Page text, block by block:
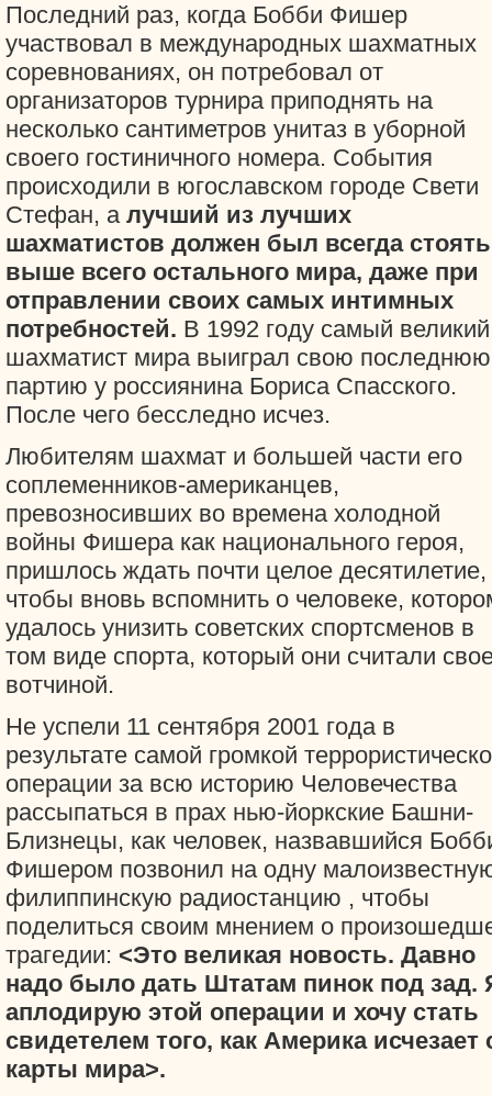
Последний раз, когда Бобби Фишер
участвовал в международных шахматных
соревнованиях, он потребовал от
организаторов турнира приподнять на
несколько сантиметров унитаз в уборной
своего гостиничного номера. События
происходили в югославском городе Свети
Стефан, а лучший из лучших
шахматистов должен был всегда стоять
выше всего остального мира, даже при
отправлении своих самых интимных
потребностей. В 1992 году самый великий
шахматист мира выиграл свою последнюю
партию у россиянина Бориса Спасского.
После чего бесследно исчез.
Любителям шахмат и большей части его
соплеменников-американцев,
превозносивших во времена холодной
войны Фишера как национального героя,
пришлось ждать почти целое десятилетие,
чтобы вновь вспомнить о человеке,
удалось унизить советских спортсменов в
том виде спорта, который они считали
вотчиной.
Не успели 11 сентября 2001 года в
результате самой громкой
операции за всю историю Человечества
рассыпаться в прах нью-йоркские Башни-
Близнецы, как человек, назвавшийся
Фишером позвонил на одну
филиппинскую радиостанцию , чтобы
поделиться своим мнением о
трагедии: <Это великая новость. Давно
надо было дать Штатам пинок под зад.
аплодирую этой операции и хочу стать
свидетелем того, как Америка исчезает
карты мира>.